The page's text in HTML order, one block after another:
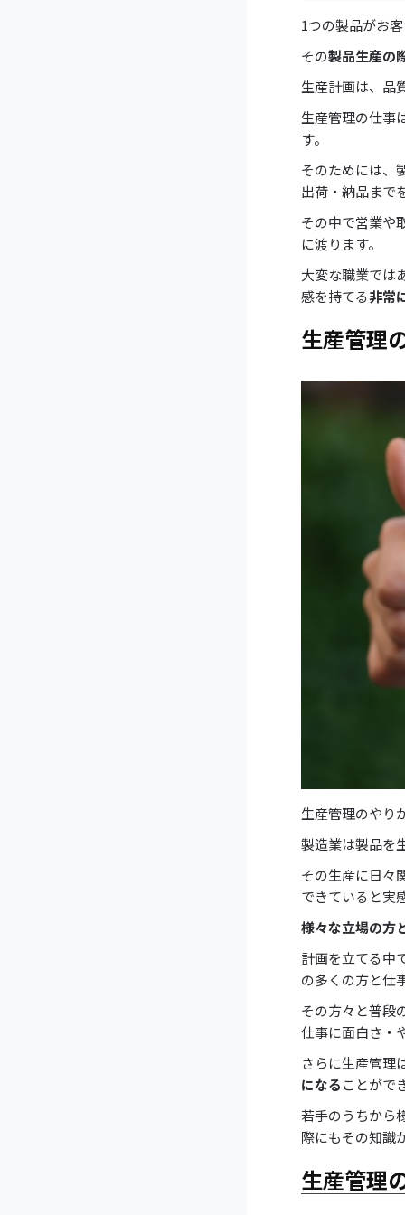
1つの製品がお
その製品生産の
生産計画は、品
生産管理の仕事
す。
そのためには、
出荷・納品まで
その中で営業や
に渡ります。
大変な職業では
感を持てる非常
生産管理
生産管理のやり
製造業は製品を
その生産に日々
できていると実
様々な立場の方
計画を立てる中
の多くの方と仕
その方々と普段
仕事に面白さ・
さらに生産管理
になることがで
若手のうちから
際にもその知識
生産管理